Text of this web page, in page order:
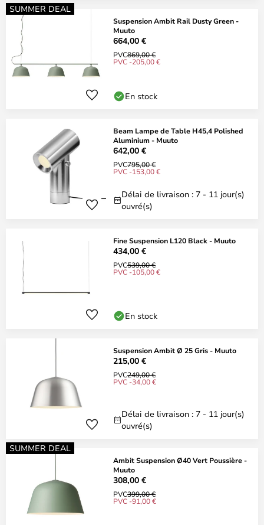
SUMMER DEAL
Suspension Ambit Rail Dusty Green -
Muuto
664,00 €
PVC869,00 €
PVC -205,00 €
En stock
Beam Lampe de Table H45,4 Polished
Aluminium - Muuto
642,00 €
PVC795,00 €
PVC -153,00 €
Délai de livraison : 7 - 11 jour(s)
ouvré(s)
Fine Suspension L120 Black - Muuto
434,00 €
PVC539,00 €
PVC -105,00 €
En stock
Suspension Ambit Ø 25 Gris - Muuto
215,00 €
PVC249,00 €
PVC -34,00 €
Délai de livraison : 7 - 11 jour(s)
ouvré(s)
SUMMER DEAL
Ambit Suspension Ø40 Vert Poussière -
Muuto
308,00 €
PVC399,00 €
PVC -91,00 €